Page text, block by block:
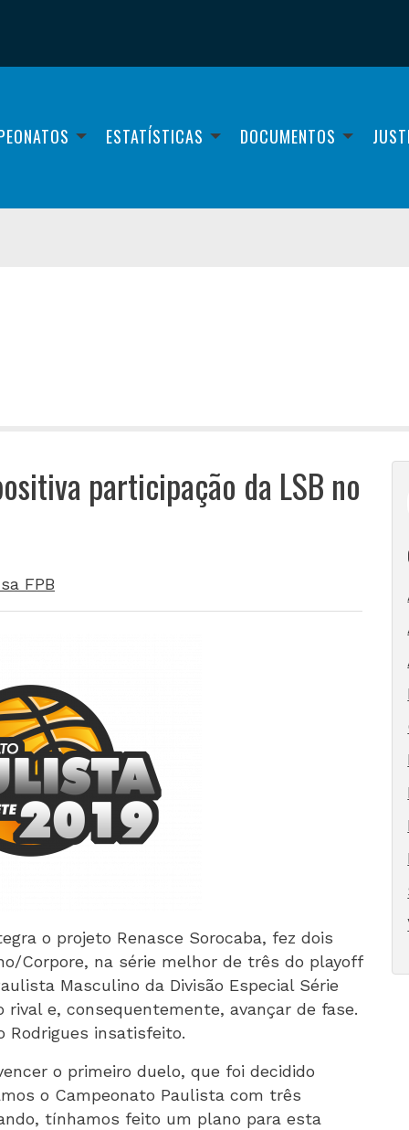
ESTATÍSTICAS DOCUMENTOS
participação da LSB no
FPB
o projeto Renasce Sorocaba, fez dois
Corpore, na série melhor de três do playoff
Masculino da Divisão Especial Série
e, consequentemente, avançar de fase.
Rodrigues insatisfeito.
o primeiro duelo, que foi decidido
o Campeonato Paulista com três
tínhamos feito um plano para esta